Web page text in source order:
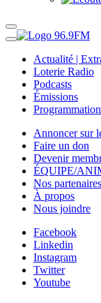
Actualité |
Loterie Radio
Podcasts
Émissions
Programmation
Annoncer sur
Faire un don
Devenir
ÉQUIPE/
Nos partenaires
À propos
Nous joindre
Facebook
Linkedin
Instagram
Twitter
Youtube